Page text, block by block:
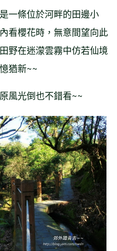
一條位於河畔的田邊小
看櫻花時，無意間望向此
野在迷濛雲霧中仿若仙境
猶新~~
風光倒也不錯看~~